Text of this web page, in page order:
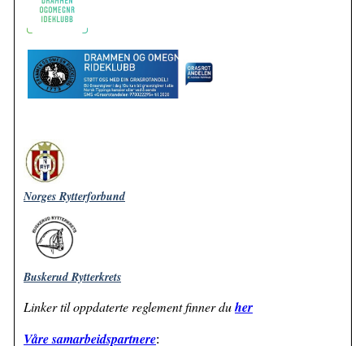
Norges Rytterforbund
Buskerud Rytterkrets
Linker til oppdaterte reglement finner duher
Våre samarbeidspartnere: